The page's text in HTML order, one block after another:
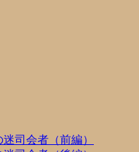
司会者（前編）